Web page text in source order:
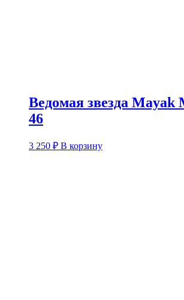
Ведомая звезда
46
3 250 ₽ В корзину